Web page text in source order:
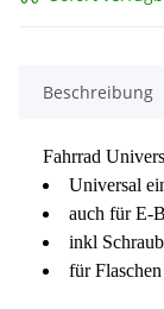
Beschreibung
Fahrrad
Universal
auch für E-
inkl
für